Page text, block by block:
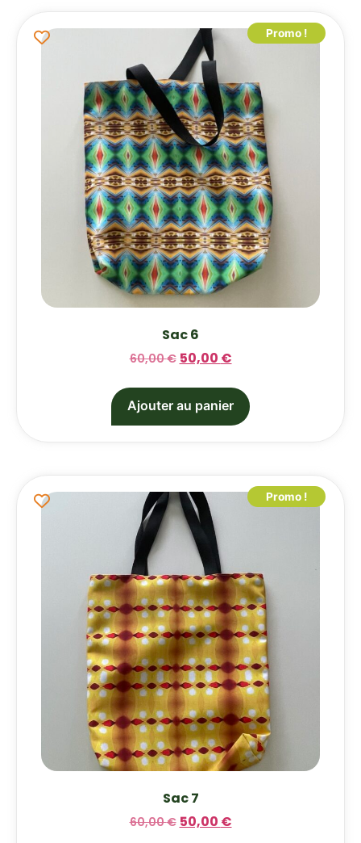
Promo !
Sac 6
60,00€ 50,00 €
Ajouter au panier
Promo !
Sac 7
60,00€ 50,00 €